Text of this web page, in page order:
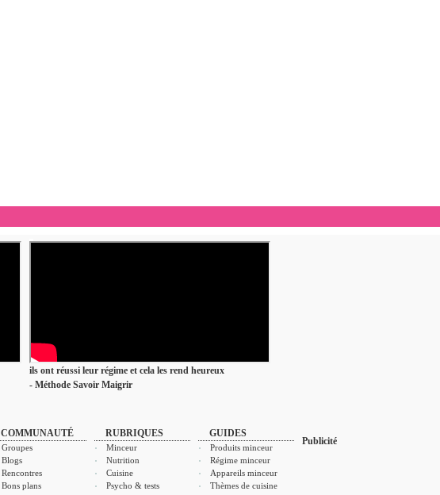
ils ont réussi leur régime et cela les rend heureux
- Méthode Savoir Maigrir
COMMUNAUTÉ
Groupes
Blogs
Rencontres
Bons plans
RUBRIQUES
Minceur
Nutrition
Cuisine
Psycho & tests
GUIDES
Produits minceur
Régime minceur
Appareils minceur
Thèmes de cuisine
Publicité